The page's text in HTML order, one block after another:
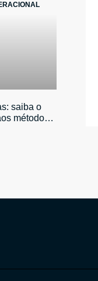
saiba o
métodos